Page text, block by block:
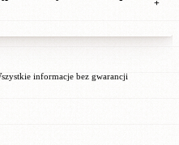
+
informacje bez gwarancji